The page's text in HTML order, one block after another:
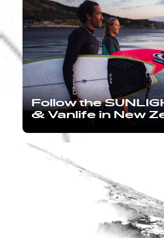
Follow the
& Vanlife in New